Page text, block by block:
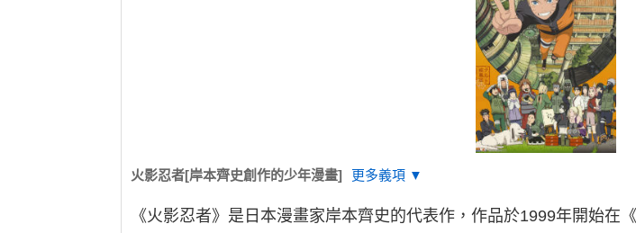
火影忍者[岸本齊史創作的少年漫畫] 更多義項 ▼
《火影忍者》是日本漫畫家岸本齊史的代表作，作品於1999年開始在